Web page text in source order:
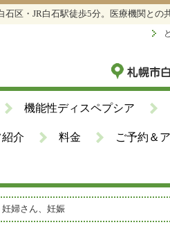
区・JR白石駅徒歩5分。医療機関との
機能性ディスペプシア
介 料金 ご予約＆
妊婦さん、妊娠